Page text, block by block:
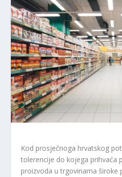
Kod prosječnoga hrvatskog
tolerencije do kojega prihvaća
proizvoda u trgovinama široke